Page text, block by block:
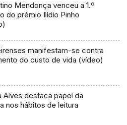
Mendonça venceu a 1.º
do prémio Ilídio Pinho
manifestam-se contra
do custo de vida (vídeo)
Alves destaca papel da
nos hábitos de leitura